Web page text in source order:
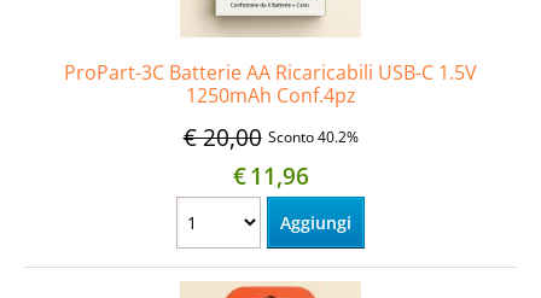
ProPart-3C Batterie AA Ricaricabili USB-C 1.5V
1250mAh Conf.4pz
€ 20,00 Sconto 40.2%
€11,96